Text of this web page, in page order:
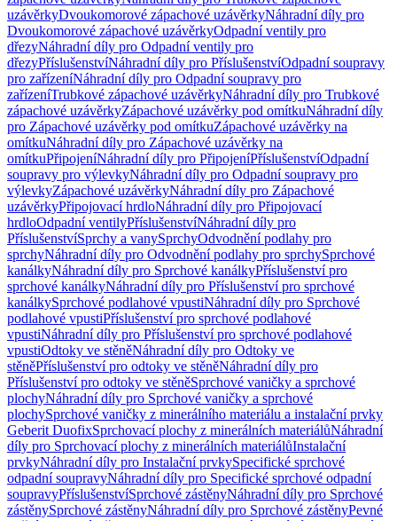
uzávěrkyDvoukomorové zápachové uzávěrkyNáhradní díly pro
Dvoukomorové zápachové uzávěrkyOdpadní ventily pro
dřezyNáhradní díly pro Odpadní ventily pro
dřezyPříslušenstvíNáhradní díly pro PříslušenstvíOdpadní soupravy
pro zařízeníNáhradní díly pro Odpadní soupravy pro
zařízeníTrubkové zápachové uzávěrkyNáhradní díly pro Trubkové
zápachové uzávěrkyZápachové uzávěrky pod omítkuNáhradní díly
pro Zápachové uzávěrky pod omítkuZápachové uzávěrky na
omítkuNáhradní díly pro Zápachové uzávěrky na
omítkuPřipojeníNáhradní díly pro PřipojeníPříslušenstvíOdpadní
soupravy pro výlevkyNáhradní díly pro Odpadní soupravy pro
výlevkyZápachové uzávěrkyNáhradní díly pro Zápachové
uzávěrkyPřipojovací hrdloNáhradní díly pro Připojovací
hrdloOdpadní ventilyPříslušenstvíNáhradní díly pro
PříslušenstvíSprchy a vanySprchyOdvodnění podlahy pro
sprchyNáhradní díly pro Odvodnění podlahy pro sprchySprchové
kanálkyNáhradní díly pro Sprchové kanálkyPříslušenství pro
sprchové kanálkyNáhradní díly pro Příslušenství pro sprchové
kanálkySprchové podlahové vpustiNáhradní díly pro Sprchové
podlahové vpustiPříslušenství pro sprchové podlahové
vpustiNáhradní díly pro Příslušenství pro sprchové podlahové
vpustiOdtoky ve stěněNáhradní díly pro Odtoky ve
stěněPříslušenství pro odtoky ve stěněNáhradní díly pro
Příslušenství pro odtoky ve stěněSprchové vaničky a sprchové
plochyNáhradní díly pro Sprchové vaničky a sprchové
plochySprchové vaničky z minerálního materiálu a instalační prvky
Geberit DuofixSprchovací plochy z minerálních materiálůNáhradní
díly pro Sprchovací plochy z minerálních materiálůInstalační
prvkyNáhradní díly pro Instalační prvkySpecifické sprchové
odpadní soupravyNáhradní díly pro Specifické sprchové odpadní
soupravyPříslušenstvíSprchové zástěnyNáhradní díly pro Sprchové
zástěnySprchové zástěnyNáhradní díly pro Sprchové zástěnyPevné